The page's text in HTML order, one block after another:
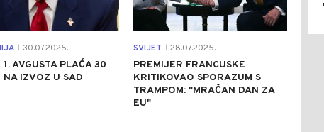
30.07.2025.
AVGUSTA PLAĆA 30
NA IZVOZ U SAD
SVIJET 28.07.2025.
PREMIJER FRANCUSKE
KRITIKOVAO SPORAZUM S
TRAMPOM: "MRAČAN DAN ZA
EU"